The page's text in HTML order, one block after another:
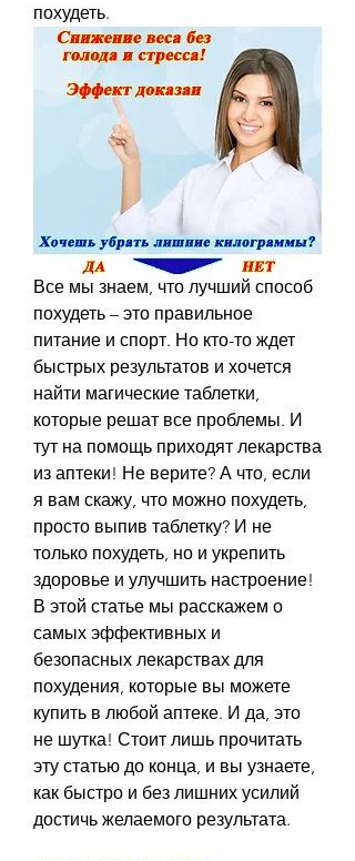
похудеть.
Все мы знаем, что лучший способ
похудеть – это правильное
питание и спорт. Но кто-то ждет
быстрых результатов и хочется
найти магические таблетки,
которые решат все проблемы. И
тут на помощь приходят лекарства
из аптеки! Не верите? А что, если
я вам скажу, что можно похудеть,
просто выпив таблетку? И не
только похудеть, но и укрепить
здоровье и улучшить настроение!
В этой статье мы расскажем о
самых эффективных и
безопасных лекарствах для
похудения, которые вы можете
купить в любой аптеке. И да, это
не шутка! Стоит лишь прочитать
эту статью до конца, и вы узнаете,
как быстро и без лишних усилий
достичь желаемого результата.